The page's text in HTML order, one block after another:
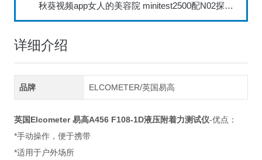
秋葵视频app女人的美容院 minitest2500配N02探头如何两点校准？
详细介绍
品牌 ELCOMETER/英国易高
英国Elcometer 易高A456 F108-1D液压附着力测试仪-优点：
*手动操作，便于携带
*适用于户外场所